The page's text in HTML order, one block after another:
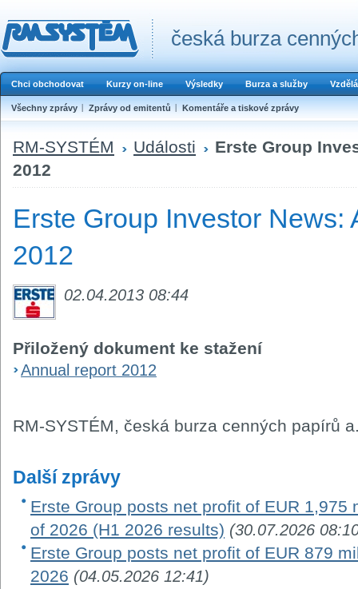
česká burza
Chci obchodovat Kurzy on-line Výsledky Burza a služby
Všechny zprávy Zprávy od emitentů Komentáře a tiskové zprávy
RM-SYSTÉM Události
Erste Group
2012
Erste Group Investor News:
2012
02.04.2013 08:44
Přiložený dokument ke stažení
Annual report 2012
RM-SYSTÉM, česká burza cenných papírů
Další zprávy
Erste Group posts net profit of EUR
of 2026 (H1 2026 results) (30.07.2026
Erste Group posts net profit of EUR 879
2026 (04.05.2026 12:41)